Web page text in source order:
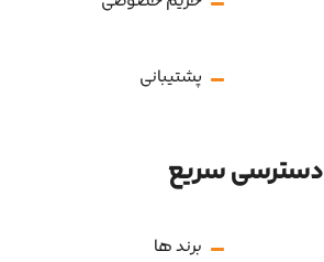
پشتیبانی
دسترسی سریع
برند ها